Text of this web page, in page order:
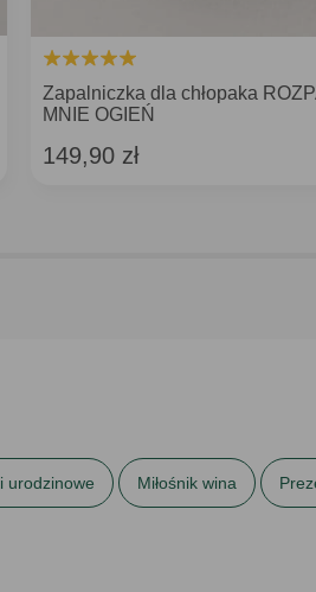
Zapalniczka dla chłopaka
MNIE OGIEŃ
149,90 zł
urodzinowe Miłośnik wina